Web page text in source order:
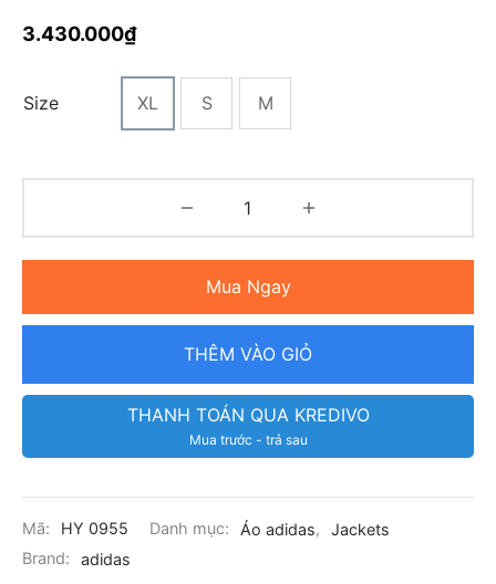
3.430.000₫
Size XL S M
Mua Ngay
THÊM VÀO GIỎ
THANH TOÁN QUA KREDIVO
Mua trước - trả sau
Mã: HY 0955 Danh mục: Áo adidas,
Jackets
Brand:
adidas